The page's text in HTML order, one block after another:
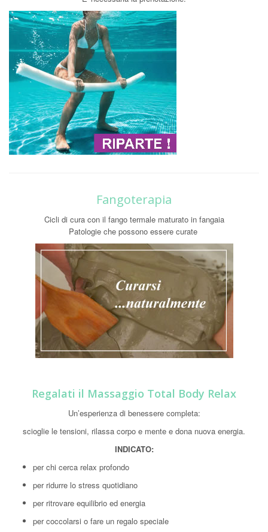
Fangoterapia
Cicli di cura con il fango termale maturato in fangaia
Patologie che possono essere curate
Regalati il Massaggio Total Body Relax
Un’esperienza di benessere completa:
scioglie le tensioni, rilassa corpo e mente e dona nuova energia.
INDICATO:
per chi cerca relax profondo
per ridurre lo stress quotidiano
per ritrovare equilibrio ed energia
per coccolarsi o fare un regalo speciale